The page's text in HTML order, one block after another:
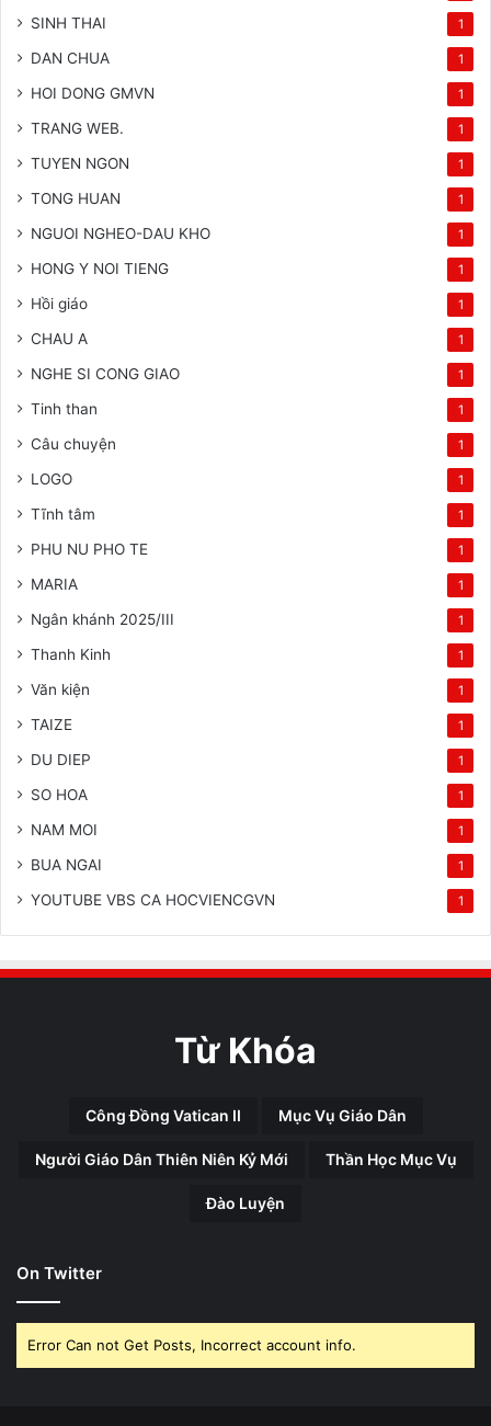
SINH THAI 1
DAN CHUA 1
HOI DONG GMVN 1
TRANG WEB. 1
TUYEN NGON 1
TONG HUAN 1
NGUOI NGHEO-DAU KHO 1
HONG Y NOI TIENG 1
Hồi giáo 1
CHAU A 1
NGHE SI CONG GIAO 1
Tinh than 1
Câu chuyện 1
LOGO 1
Tĩnh tâm 1
PHU NU PHO TE 1
MARIA 1
Ngân khánh 2025/III 1
Thanh Kinh 1
Văn kiện 1
TAIZE 1
DU DIEP 1
SO HOA 1
NAM MOI 1
BUA NGAI 1
YOUTUBE VBS CA HOCVIENCGVN 1
Từ Khóa
Công Đồng Vatican II Mục Vụ Giáo Dân
Người Giáo Dân Thiên Niên Kỷ Mới Thần Học Mục Vụ
Đào Luyện
On Twitter
Error Can not Get Posts, Incorrect account info.